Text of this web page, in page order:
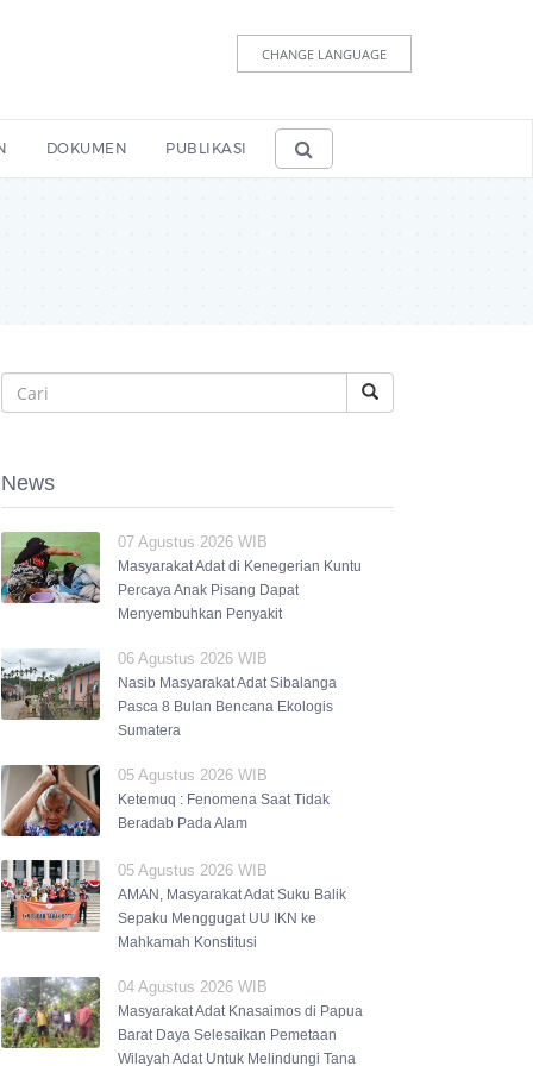
CHANGE LANGUAGE
DOKUMEN PUBLIKASI
News
07 Agustus 2026 WIB
Masyarakat Adat di Kenegerian Kuntu
Percaya Anak Pisang Dapat
Menyembuhkan Penyakit
06 Agustus 2026 WIB
Nasib Masyarakat Adat Sibalanga
Pasca 8 Bulan Bencana Ekologis
Sumatera
05 Agustus 2026 WIB
Ketemuq : Fenomena Saat Tidak
Beradab Pada Alam
05 Agustus 2026 WIB
AMAN, Masyarakat Adat Suku Balik
Sepaku Menggugat UU IKN ke
Mahkamah Konstitusi
04 Agustus 2026 WIB
Masyarakat Adat Knasaimos di Papua
Barat Daya Selesaikan Pemetaan
Wilayah Adat Untuk Melindungi Tana